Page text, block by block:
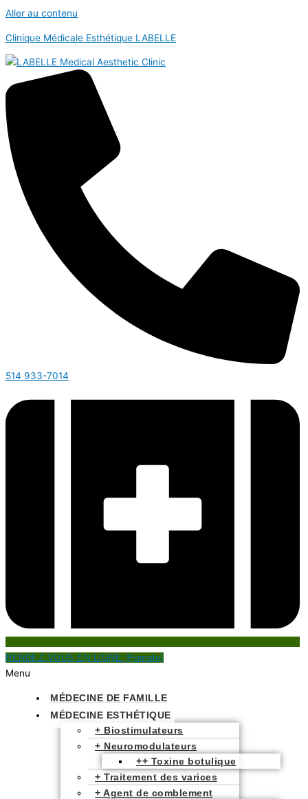
Aller au contenu
Clinique Médicale Esthétique LABELLE
514 933-7014
RENDEZ-VOUS EN LIGNE (Pomelo)
Menu
MÉDECINE DE FAMILLE
MÉDECINE ESTHÉTIQUE
+ Biostimulateurs
+ Neuromodulateurs
++ Toxine botulique
+ Traitement des varices
+ Agent de comblement